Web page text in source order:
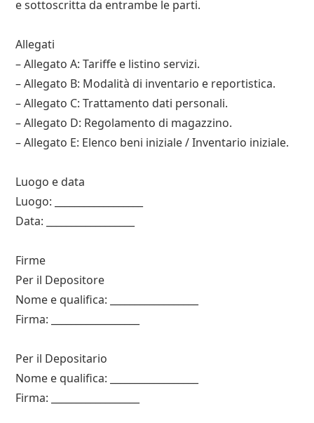
e sottoscritta da entrambe le parti.
Allegati
– Allegato A: Tariffe e listino servizi.
– Allegato B: Modalità di inventario e reportistica.
– Allegato C: Trattamento dati personali.
– Allegato D: Regolamento di magazzino.
– Allegato E: Elenco beni iniziale / Inventario iniziale.
Luogo e data
Luogo: __________________
Data: __________________
Firme
Per il Depositorе
Nome e qualifica: __________________
Firma: __________________
Per il Depositario
Nome e qualifica: __________________
Firma: __________________